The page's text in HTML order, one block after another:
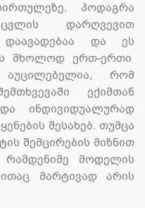
პოდაგრა
დარღვევით
დაავადებაა და ეს
მხოლოდ ერთ-ერთი
რომ
ექიმთან
ინდივიდუალურად
შესახებ. თუმცა
შემცირების მიზნით
მოდელის
მარტივად არის